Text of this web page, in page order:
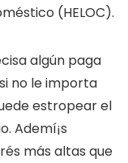
(HELOC).
algún paga
no le importa
estropear el
Ademí¡s
más altas que